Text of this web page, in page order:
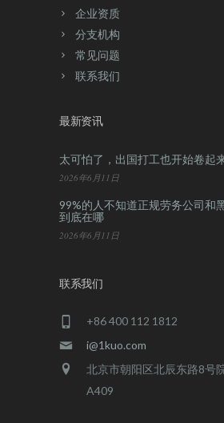
企业资质
分支机构
常见问题
联系我们
最新资讯
太可怕了，出国打工也开始卷起
2026年6月11日
99%的人不知道正规劳务公司和
到底在哪
2026年6月11日
联系我们
+86 400 112 1812
i@1kuo.com
北京市朝阳区北辰东路8号
A409